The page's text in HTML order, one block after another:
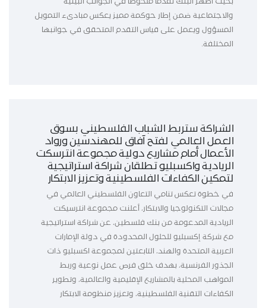
بحيث أظهر البنك تقدماً ملحوظاً في الجوانب البيئية
والاجتماعية ضمن إطار حوكمة مميز يعكس مبادىء التمويل
المسؤول ويعمل على قياس التقدم المتحقق في جوانبها
المختلفة.
الشراكة ستربط الشباب الفلسطيني بسوق
العمل العالمي لفتح آفاق للمهندسين ورواد
الأعمال أمام مشاريع دولية مجموعة انترسكت
الريادية واكسبليو تطلقان شراكة استراتيجية
لتمكين الكفاءات الفلسطينية وتعزيز الابتكار
في خطوة تعكس تنامي التعاون الفلسطيني العالمي في
مجالات التكنولوجيا والابتكار، أعلنت مجموعة انترسيكت
الريادية المدعومة من بنك فلسطين، عن شراكة استراتيجية
مع شركة إكسبليو للحلول المحدودة في دولة الإمارات
العربية المتحدة والهند، التابعتين لمجموعة اكسبليو ذات
الجذور الفرنسية، بهدف خلق فرص عمل نوعية وربط
المواهب المحلية بالمشاريع الإقليمية والعالمية، وتطوير
الكفاءات التقنية الفلسطينية، وتعزيز منظومة الابتكار